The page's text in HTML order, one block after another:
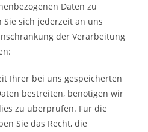
Daten zu
sich jederzeit an uns
der Verarbeitung
Ihrer bei uns gespeicherten
bestreiten, benötigen wir
zu überprüfen. Für die
Sie das Recht, die